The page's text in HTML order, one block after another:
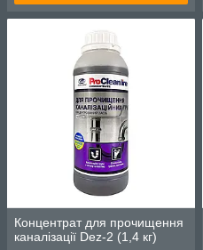
Концентрат для прочищення
каналізації Dez-2 (1,4 кг)